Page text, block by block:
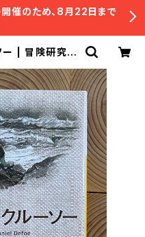
催のため、8月22日まで
ー | 冒険研究所